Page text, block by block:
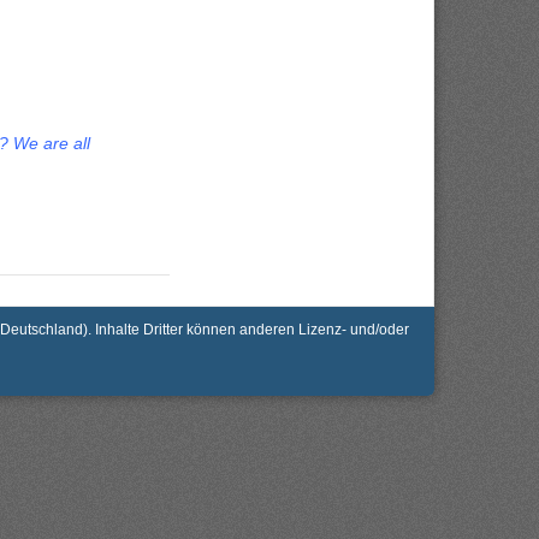
We are all
Inhalte Dritter können anderen Lizenz- und/oder